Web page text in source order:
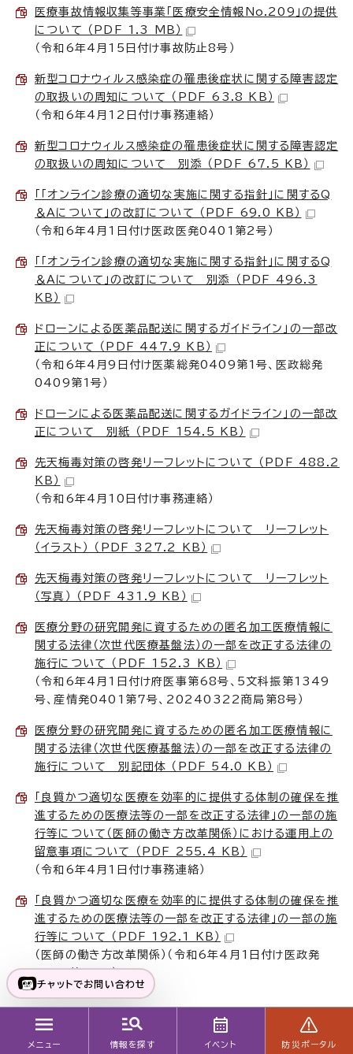
医療事故情報収集等事業「医療安全情報No.209」の提供
について （PDF 1.3 MB）
（令和6年4月15日付け事故防止8号）
新型コロナウィルス感染症の罹患後症状に関する障害認定
の取扱いの周知について （PDF 63.8 KB）
（令和6年4月12日付け事務連絡）
新型コロナウィルス感染症の罹患後症状に関する障害認定
の取扱いの周知について 別添 （PDF 67.5 KB）
「「オンライン診療の適切な実施に関する指針」に関するQ
＆Aについて」の改訂について （PDF 69.0 KB）
（令和6年4月1日付け医政医発0401第2号）
「「オンライン診療の適切な実施に関する指針」に関するQ
＆Aについて」の改訂について 別添 （PDF 496.3
KB）
ドローンによる医薬品配送に関するガイドライン」の一部改
正について （PDF 447.9 KB）
（令和6年4月9日付け医薬総発0409第1号、医政総発
0409第1号）
ドローンによる医薬品配送に関するガイドライン」の一部改
正について 別紙 （PDF 154.5 KB）
先天梅毒対策の啓発リーフレットについて （PDF 488.2
KB）
（令和6年4月10日付け事務連絡）
先天梅毒対策の啓発リーフレットについて リーフレット
（イラスト） （PDF 327.2 KB）
先天梅毒対策の啓発リーフレットについて リーフレット
（写真） （PDF 431.9 KB）
医療分野の研究開発に資するための匿名加工医療情報に
関する法律（次世代医療基盤法）の一部を改正する法律の
施行について （PDF 152.3 KB）
（令和6年4月1日付け府医事第68号、5文科振第1349
号、産情発0401第7号、20240322商局第8号）
医療分野の研究開発に資するための匿名加工医療情報に
関する法律（次世代医療基盤法）の一部を改正する法律の
施行について 別記団体 （PDF 54.0 KB）
「良質かつ適切な医療を効率的に提供する体制の確保を推
進するための医療法等の一部を改正する法律」の一部の施
行等について（医師の働き方改革関係）における運用上の
留意事項について （PDF 255.4 KB）
（令和6年4月1日付け事務連絡）
「良質かつ適切な医療を効率的に提供する体制の確保を推
進するための医療法等の一部を改正する法律」の一部の施
行等について （PDF 192.1 KB）
（医師の働き方改革関係）（令和6年4月1日付け医政発
0401第12号）
より良いウェブサイトにするために、ページのご感想をお
聞かせください。
メニュー 情報を探す イベント 防災ポータル
チャットでお問い合わせ